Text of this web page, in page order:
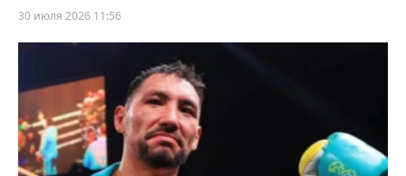
30 июля 2026 11:56